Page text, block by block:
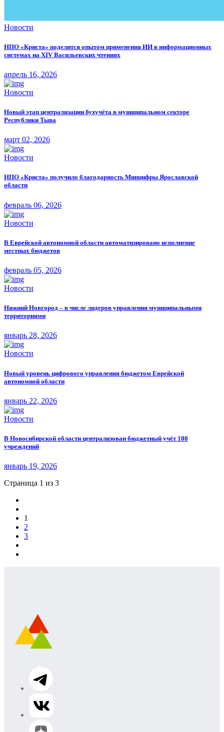
Новости
НПО «Криста» поделится опытом применения ИИ в информационных
системах на XIV Васильевских чтениях
апрель 16, 2026
Новости
Новый этап централизации бухучёта в муниципальном секторе
Республики Тыва
март 02, 2026
Новости
НПО «Криста» получило благодарность Минцифры Ярославской
области
февраль 06, 2026
Новости
В Еврейской автономной области автоматизировано исполнение
местных бюджетов
февраль 05, 2026
Новости
Нижний Новгород – в числе лидеров управления муниципальными
территориями
январь 28, 2026
Новости
Новый уровень цифрового управления бюджетом Еврейской
автономной области
январь 22, 2026
Новости
В Новосибирской области централизован бюджетный учёт 100
учреждений
январь 19, 2026
Страница 1 из 3
1
2
3